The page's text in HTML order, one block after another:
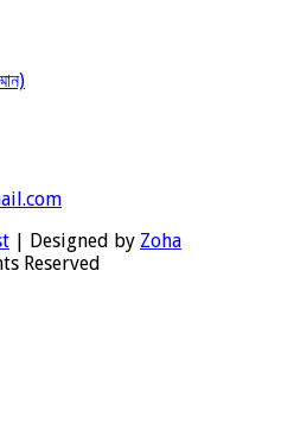
| Designed by Zoha
Reserved